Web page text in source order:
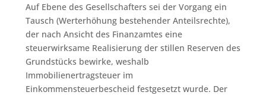
Auf Ebene des Gesellschafters sei der Vorgang ein
Tausch (Werterhöhung bestehender Anteilsrechte),
der nach Ansicht des Finanzamtes eine
steuerwirksame Realisierung der stillen Reserven des
Grundstücks bewirke, weshalb
Immobilienertragsteuer im
Einkommensteuerbescheid festgesetzt wurde. Der